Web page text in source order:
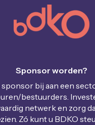
Sponsor worden?
sponsor bij aan een
bestuurders.
netwerk en zorg
Zó kunt u BDKO